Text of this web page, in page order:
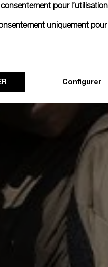
pour
uniquement
Configurer